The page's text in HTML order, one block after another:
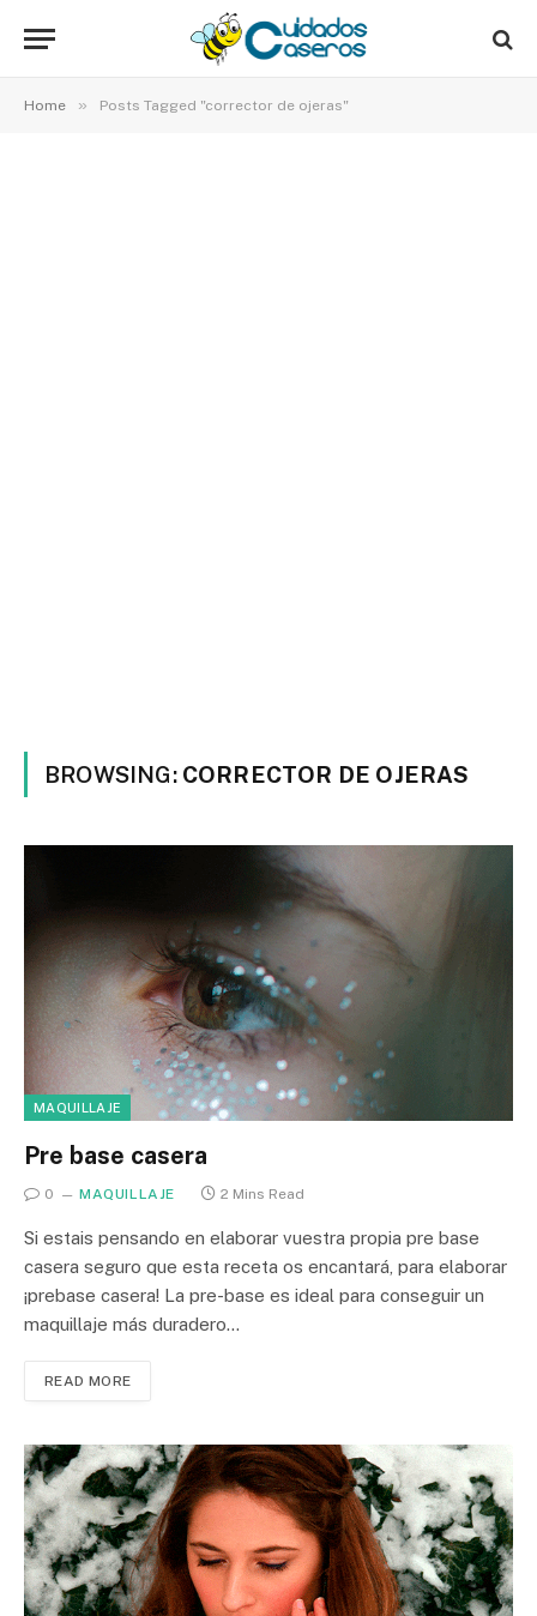
Home » Posts Tagged "corrector de ojeras"
BROWSING: CORRECTOR DE OJERAS
MAQUILLAJE
Pre base casera
0 MAQUILLAJE 2 Mins Read
Si estais pensando en elaborar vuestra propia pre base
casera seguro que esta receta os encantará, para elaborar
¡prebase casera! La pre-base es ideal para conseguir un
maquillaje más duradero…
READ MORE